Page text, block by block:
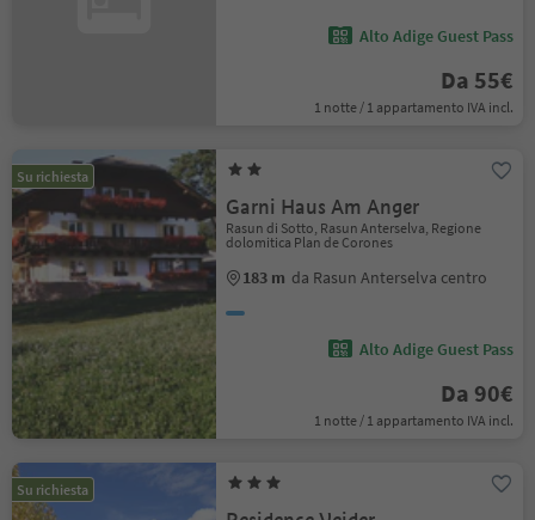
Alto Adige Guest Pass
Da 55€
1 notte / 1 appartamento IVA incl.
Su richiesta
Garni Haus Am Anger
Rasun di Sotto, Rasun Anterselva, Regione
dolomitica Plan de Corones
183 m da Rasun Anterselva centro
Alto Adige Guest Pass
Da 90€
1 notte / 1 appartamento IVA incl.
Su richiesta